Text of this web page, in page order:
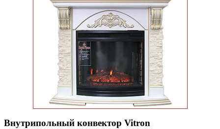
Внутрипольный конвектор Vitron